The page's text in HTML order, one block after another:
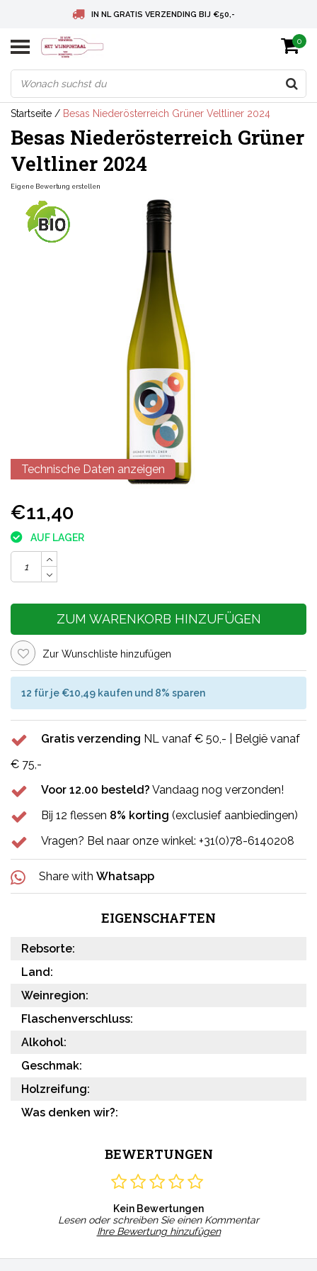
IN NL GRATIS VERZENDING BIJ €50,-
BELGIE GRATIS VERZENDING BIJ € 75
DEUTSCHLAND VERSANDKOSTENFREI AB € 75
0
Startseite / Besas Niederösterreich Grüner Veltliner 2024
Besas Niederösterreich Grüner
Veltliner 2024
Eigene Bewertung erstellen
Technische Daten anzeigen
€11,40
AUF LAGER
ZUM WARENKORB HINZUFÜGEN
Zur Wunschliste hinzufügen
12 für je €10,49 kaufen und 8% sparen
Gratis verzending NL vanaf € 50,- | België vanaf
€ 75,-
Voor 12.00 besteld? Vandaag nog verzonden!
Bij 12 flessen 8% korting (exclusief aanbiedingen)
Vragen? Bel naar onze winkel: +31(0)78-6140208
Share with Whatsapp
EIGENSCHAFTEN
Rebsorte:
Land:
Weinregion:
Flaschenverschluss:
Alkohol:
Geschmak:
Holzreifung:
Was denken wir?:
BEWERTUNGEN
Kein Bewertungen
Lesen oder schreiben Sie einen Kommentar
Ihre Bewertung hinzufügen